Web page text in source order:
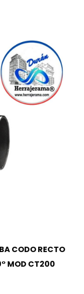
CODO RECTO
MOD CT200